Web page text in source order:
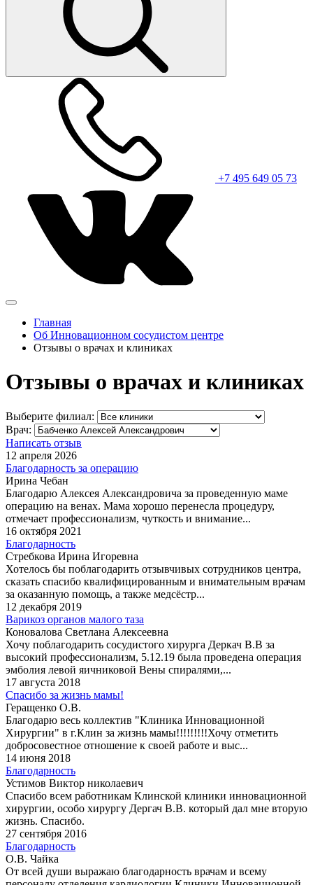
+7 495 649 05 73
Главная
Об Инновационном сосудистом центре
Отзывы о врачах и клиниках
Отзывы о врачах и клиниках
Выберите филиал:
Врач:
Написать отзыв
12 апреля 2026
Благодарность за операцию
Ирина Чебан
Благодарю Алексея Александровича за проведенную маме
операцию на венах. Мама хорошо перенесла процедуру,
отмечает профессионализм, чуткость и внимание...
16 октября 2021
Благодарность
Стребкова Ирина Игоревна
Хотелось бы поблагодарить отзывчивых сотрудников центра,
сказать спасибо квалифицированным и внимательным врачам
за оказанную помощь, а также медсёстр...
12 декабря 2019
Варикоз органов малого таза
Коновалова Светлана Алексеевна
Хочу поблагодарить сосудистого хирурга Деркач В.В за
высокий профессионализм, 5.12.19 была проведена операция
эмболия левой яичниковой Вены спиралями,...
17 августа 2018
Спасибо за жизнь мамы!
Геращенко О.В.
Благодарю весь коллектив "Клиника Инновационной
Хирургии" в г.Клин за жизнь мамы!!!!!!!!!Хочу отметить
добросовестное отношение к своей работе и выс...
14 июня 2018
Благодарность
Устимов Виктор николаевич
Спасибо всем работникам Клинской клиники инновационной
хирургии, особо хирургу Дергач В.В. который дал мне вторую
жизнь. Спасибо.
27 сентября 2016
Благодарность
О.В. Чайка
От всей души выражаю благодарность врачам и всему